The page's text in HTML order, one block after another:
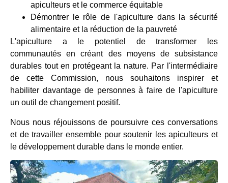
apiculteurs et le commerce équitable
Démontrer le rôle de l'apiculture dans la sécurité
alimentaire et la réduction de la pauvreté
L'apiculture a le potentiel de transformer les
communautés en créant des moyens de subsistance
durables tout en protégeant la nature. Par l'intermédiaire
de cette Commission, nous souhaitons inspirer et
habiliter davantage de personnes à faire de l'apiculture
un outil de changement positif.
Nous nous réjouissons de poursuivre ces conversations
et de travailler ensemble pour soutenir les apiculteurs et
le développement durable dans le monde entier.